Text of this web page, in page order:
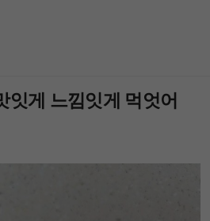
잇게 느낌잇게 먹엇어